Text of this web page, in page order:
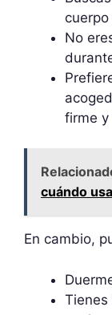
No
firme y
cuándo
En cambio,
Tienes